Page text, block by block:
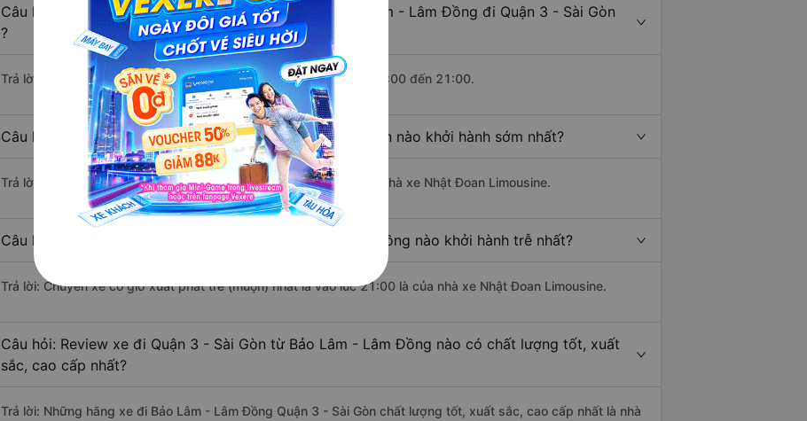
Câu hỏi: Mỗi ngày có bao nhiêu chuyến xe khách Bảo Lâm - Lâm Đồng đi Quận 3 - Sài Gòn
?
Trả lời: Trung bình mỗi ngày có khoảng 20 chuyến xe bắt đầu từ 1:00 đến 21:00.
Câu hỏi: Nhà xe đi Bảo Lâm - Lâm Đồng Quận 3 - Sài Gòn nào khởi hành sớm nhất?
Trả lời: Chuyến xe có giờ xuất phát sớm nhất vào lúc 1:00 là của nhà xe Nhật Đoan Limousine.
Câu hỏi: Nhà xe đi Quận 3 - Sài Gòn từ Bảo Lâm - Lâm Đồng nào khởi hành trễ nhất?
Trả lời: Chuyến xe có giờ xuất phát trễ (muộn) nhất là vào lúc 21:00 là của nhà xe Nhật Đoan Limousine.
Câu hỏi: Review xe đi Quận 3 - Sài Gòn từ Bảo Lâm - Lâm Đồng nào có chất lượng tốt, xuất
sắc, cao cấp nhất?
Trả lời: Những hãng xe đi Bảo Lâm - Lâm Đồng Quận 3 - Sài Gòn chất lượng tốt, xuất sắc, cao cấp nhất là nhà